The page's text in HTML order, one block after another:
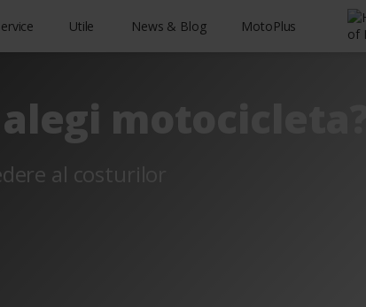
Utile News & Blog MotoPlus
motocicleta?
al costurilor